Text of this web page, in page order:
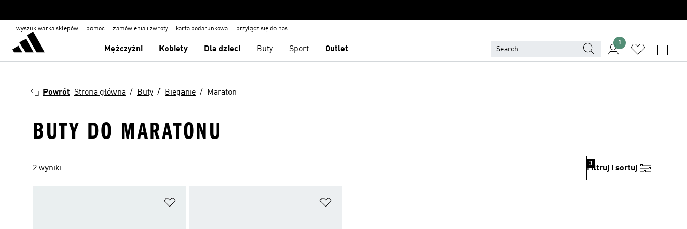
wyszukiwarka sklepów pomoc zamówienia i zwroty karta podarunkowa przyłącz się do nas
Mężczyźni Kobiety Dla dzieci Buty Sport Outlet
1
Powrót Strona główna Buty Bieganie Maraton
BUTY DO MARATONU
2 wyniki Filtruj i sortuj
3